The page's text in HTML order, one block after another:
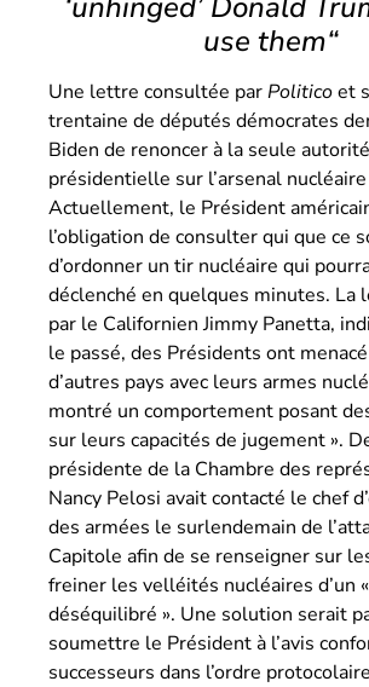
use them“
Une lettre consultée parPoliticoet
trentaine de députés démocrates
Biden de renoncer à la seule autorité
présidentielle sur l’arsenal
Actuellement, le Président
l’obligation de consulter qui que ce
d’ordonner un tir nucléaire qui
déclenché en quelques minutes. La
par le Californien Jimmy Panetta,
le passé, des Présidents ont
d’autres pays avec leurs armes
montré un comportement posant
sur leurs capacités de jugement ».
présidente de la Chambre des
Nancy Pelosi avait contacté le chef
des armées le surlendemain de
Capitole afin de se renseigner sur
freiner les velléités nucléaires d’un
déséquilibré ». Une solution serait
soumettre le Président à l’avis
successeurs dans l’ordre